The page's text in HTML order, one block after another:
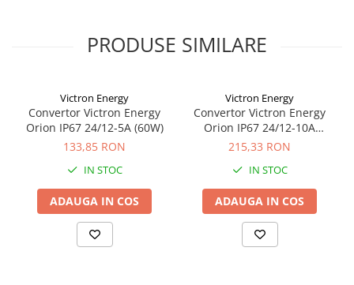
Cabinete baterii
Drumetii / Camping
Accesorii
Frigidere portabile
Panouri portabile
Racire/Incalzire
Statii energie portabile
PRODUSE SIMILARE
Victron Energy
Convertor Victron Energy
Orion IP67 24/12-5A (60W)
133,85 RON
IN STOC
ADAUGA IN COS
Victron Energy
Convertor Victron Energy
Orion IP67 24/12-10A
(120W)
215,33 RON
IN STOC
ADAUGA IN COS